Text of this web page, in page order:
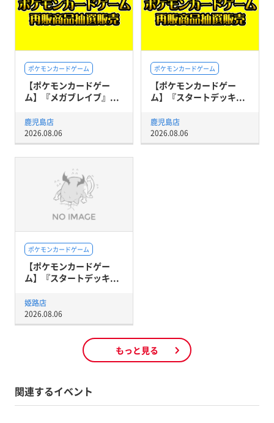
ポケモンカードゲーム
【ポケモンカードゲー
ム】『メガブレイブ』...
鹿児島店
2026.08.06
ポケモンカードゲーム
【ポケモンカードゲー
ム】『スタートデッキ...
鹿児島店
2026.08.06
ポケモンカードゲーム
【ポケモンカードゲー
ム】『スタートデッキ...
姫路店
2026.08.06
もっと見る
関連するイベント